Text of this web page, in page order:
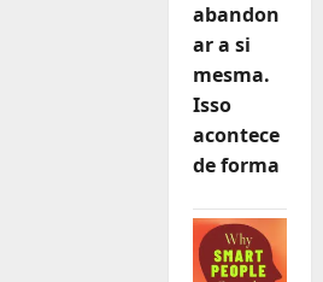
abandon
ar a si
mesma.
Isso
acontece
de forma